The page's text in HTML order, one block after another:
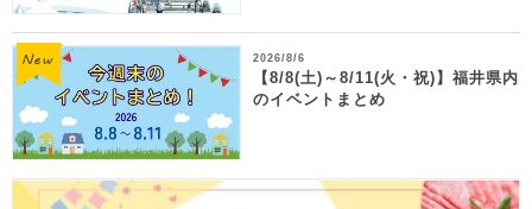
2026/8/6
【8/8(土)～8/11(火・祝)】福井県内
のイベントまとめ